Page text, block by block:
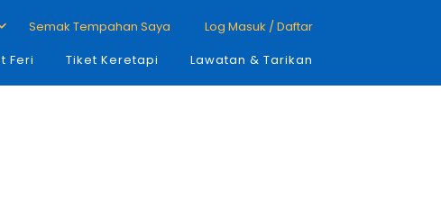
Semak Tempahan Saya
Log Masuk / Daftar
Feri Tiket Keretapi Lawatan & Tarikan